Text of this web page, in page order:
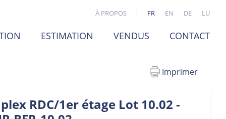
ESTIMATION VENDUS CONTACT
À PROPOS FR EN DE LU
Imprimer
RDC/1er étage Lot 10.02 -